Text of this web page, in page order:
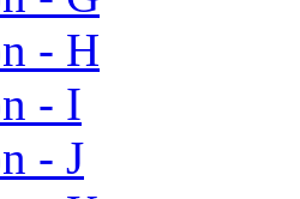
- H
- I
- J